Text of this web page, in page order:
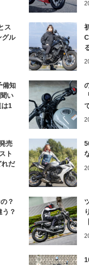
ス
グル
備知
い
1
】
売
ト
だ
？
？